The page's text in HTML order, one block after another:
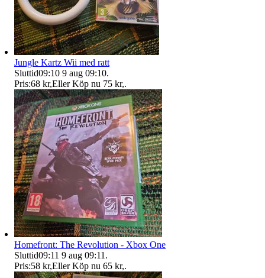
Jungle Kartz Wii med ratt
Sluttid09:10 9 aug 09:10.
Pris:68 kr,Eller Köp nu 75 kr,.
Homefront: The Revolution - Xbox One
Sluttid09:11 9 aug 09:11 .
Pris:58 kr,Eller Köp nu 65 kr,.